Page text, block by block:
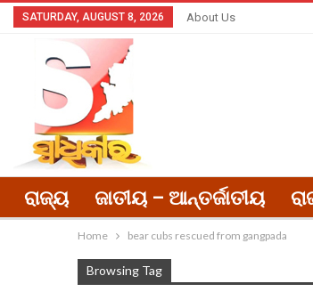
SATURDAY, AUGUST 8, 2026 About Us
ରାଜ୍ୟ ଜାତୀୟ – ଆନ୍ତର୍ଜାତୀୟ
Home bear cubs rescued from gangpada
Browsing Tag